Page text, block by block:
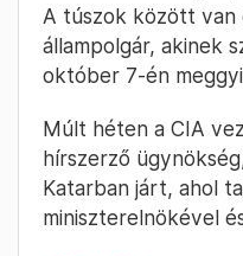
A túszok között van
állampolgár, akinek
október 7-én
Múlt héten a CIA
hírszerző
Katarban járt, ahol
miniszterelnökével